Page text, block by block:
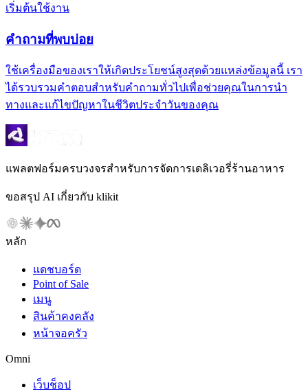
เริ่มต้นใช้งาน
คำถามที่พบบ่อย
ใช้เครื่องมือของเราให้เกิดประโยชน์สูงสุดด้วยแหล่งข้อมูลนี้ เรา
ได้รวบรวมคำตอบสำหรับคำถามทั่วไปเพื่อช่วยคุณในการนำ
ทางและแก้ไขปัญหาในชีวิตประจำวันของคุณ
แพลตฟอร์มครบวงจรสำหรับการจัดการเดลิเวอรี่ร้านอาหาร
ขอสรุป AI เกี่ยวกับ klikit
หลัก
แดชบอร์ด
Point of Sale
เมนู
สินค้าคงคลัง
หน้าจอครัว
Omni
เว็บช็อป